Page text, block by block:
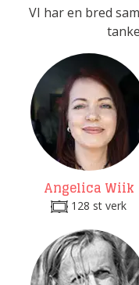
VI har en bred
Angelica Wiik
128 st verk